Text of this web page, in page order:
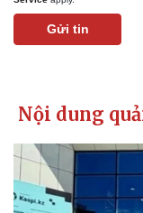
Gửi tin